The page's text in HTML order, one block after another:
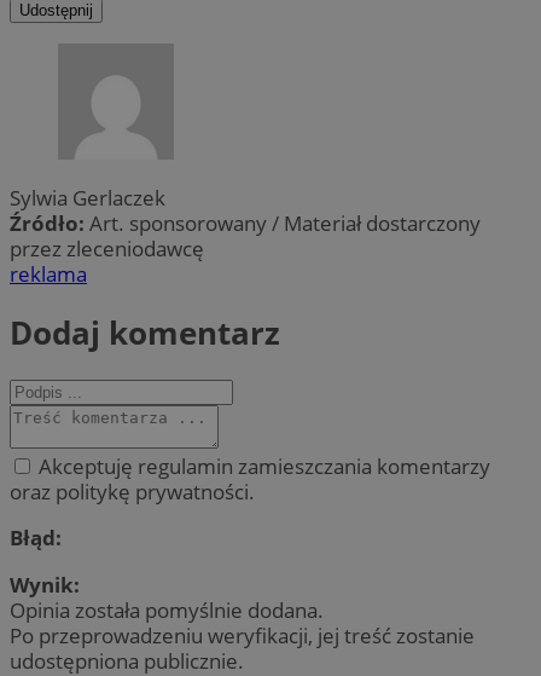
Udostępnij
Sylwia Gerlaczek
Źródło: Art. sponsorowany / Materiał dostarczony
przez zleceniodawcę
reklama
Dodaj komentarz
Akceptuję regulamin zamieszczania komentarzy
oraz politykę prywatności.
Błąd:
Wynik:
Opinia została pomyślnie dodana.
Po przeprowadzeniu weryfikacji, jej treść zostanie
udostępniona publicznie.